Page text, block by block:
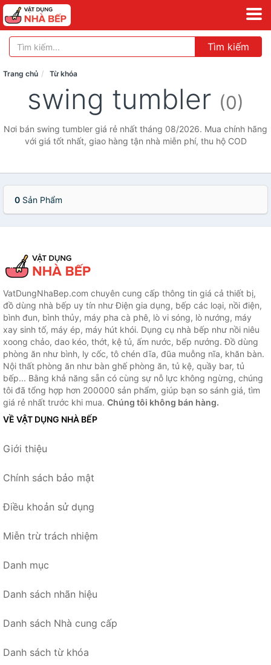
Tìm kiếm
Trang chủ Từ khóa
swing tumbler (0)
Nơi bán swing tumbler giá rẻ nhất tháng 08/2026. Mua chính hãng
với giá tốt nhất, giao hàng tận nhà miễn phí, thu hộ COD
0 Sản Phẩm
VatDungNhaBep.com chuyên cung cấp thông tin giá cả thiết bị,
đồ dùng nhà bếp uy tín như Điện gia dụng, bếp các loại, nồi điện,
bình đun, bình thủy, máy pha cà phê, lò vi sóng, lò nướng, máy
xay sinh tố, máy ép, máy hút khói. Dụng cụ nhà bếp như nồi niêu
xoong chảo, dao kéo, thớt, kệ tủ, ấm nước, bếp nướng. Đồ dùng
phòng ăn như bình, ly cốc, tô chén dĩa, đũa muỗng nĩa, khăn bàn.
Nội thất phòng ăn như bàn ghế phòng ăn, tủ kệ, quầy bar, tủ
bếp... Bằng khả năng sẵn có cùng sự nỗ lực không ngừng, chúng
tôi đã tổng hợp hơn 200000 sản phẩm, giúp bạn so sánh giá, tìm
giá rẻ nhất trước khi mua. Chúng tôi không bán hàng.
VỀ VẬT DỤNG NHÀ BẾP
Giới thiệu
Chính sách bảo mật
Điều khoản sử dụng
Miễn trừ trách nhiệm
Danh mục
Danh sách nhãn hiệu
Danh sách Nhà cung cấp
Danh sách từ khóa